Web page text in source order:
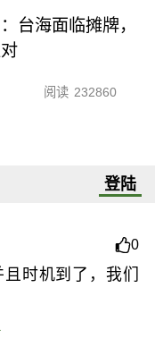
台海面临摊牌，
阅读 232860
登陆
0
时机到了，我们